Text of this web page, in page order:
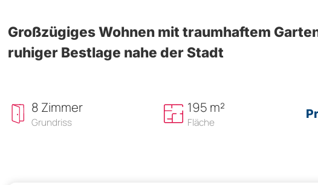
Großzügiges Wohnen mit traumhaftem
ruhiger Bestlage nahe der Stadt
8 Zimmer
Grundriss
195 m²
Fläche